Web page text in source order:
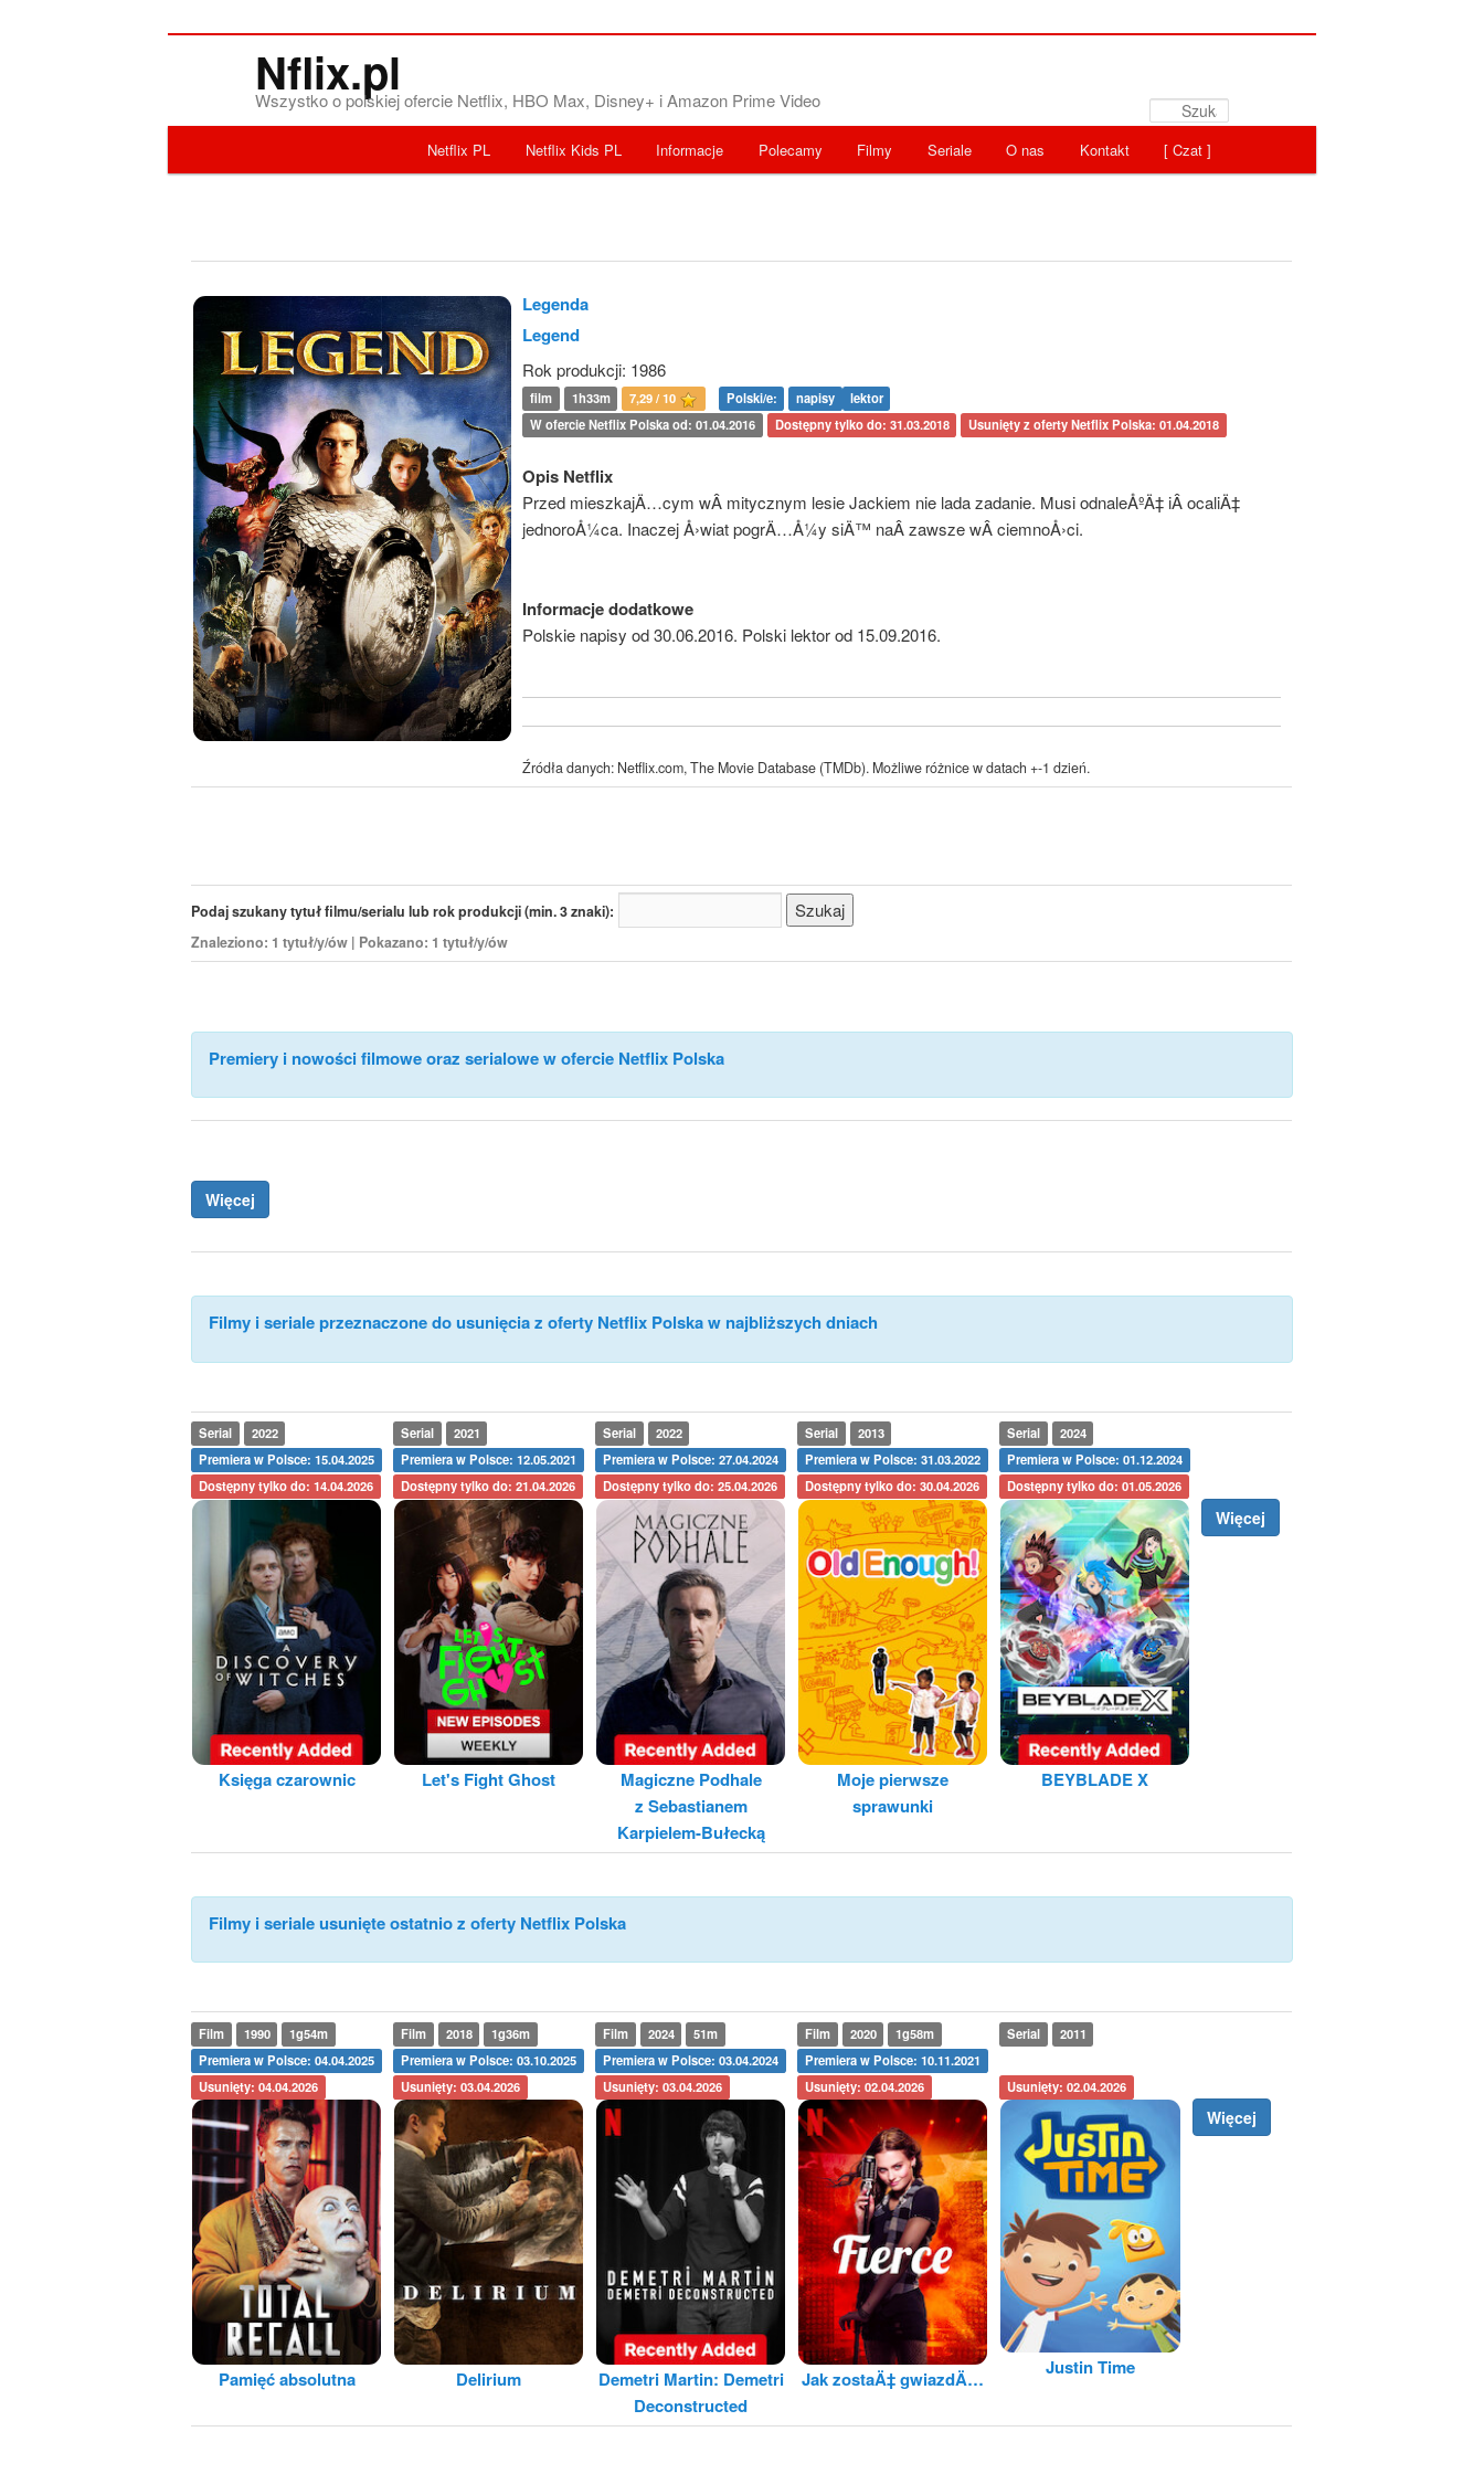
Nflix.pl
Wszystko o polskiej ofercie Netflix, HBO Max, Disney+ i Amazon Prime Video
[ Czat ]
Kontakt
O nas
Seriale
Filmy
Polecamy
Informacje
Netflix Kids PL
Netflix PL
Legenda
Legend
Rok produkcji: 1986
film 1h33m 7,29 / 10 Polski/e: napisy
lektor
W ofercie Netflix Polska od: 01.04.2016
Dostępny tylko do: 31.03.2018 Usunięty z oferty Netflix Polska: 01.04.2018
Opis Netflix
Przed mieszkajÄ…cym wÂ mitycznym lesie Jackiem nie lada zadanie. Musi odnaleÅºÄ‡ iÂ ocaliÄ‡
jednoroÅ¼ca. Inaczej Å›wiat pogrÄ…Å¼y siÄ™ naÂ zawsze wÂ ciemnoÅ›ci.
Informacje dodatkowe
Polskie napisy od 30.06.2016. Polski lektor od 15.09.2016.
Źródła danych: Netflix.com, The Movie Database (TMDb). Możliwe różnice w datach +-1 dzień.
Podaj szukany tytuł filmu/serialu lub rok produkcji (min. 3 znaki):
Znaleziono: 1 tytuł/y/ów | Pokazano: 1 tytuł/y/ów
Premiery i nowości filmowe oraz serialowe w ofercie Netflix Polska
Więcej
Filmy i seriale przeznaczone do usunięcia z oferty Netflix Polska w najbliższych dniach
Serial
2022
Premiera w Polsce: 15.04.2025
Dostępny tylko do: 14.04.2026
Księga czarownic
Serial
2021
Premiera w Polsce: 12.05.2021
Dostępny tylko do: 21.04.2026
Let's Fight Ghost
Serial
2022
Premiera w Polsce: 27.04.2024
Dostępny tylko do: 25.04.2026
Magiczne Podhale
z Sebastianem
Karpielem-Bułecką
Serial
2013
Premiera w Polsce: 31.03.2022
Dostępny tylko do: 30.04.2026
Moje pierwsze
sprawunki
Serial
2024
Premiera w Polsce: 01.12.2024
Dostępny tylko do: 01.05.2026
BEYBLADE X
Więcej
Filmy i seriale usunięte ostatnio z oferty Netflix Polska
Film 1990
1g54m
Premiera w Polsce: 04.04.2025
Usunięty: 04.04.2026
Pamięć absolutna
Film 2018
1g36m
Premiera w Polsce: 03.10.2025
Usunięty: 03.04.2026
Delirium
Film 2024
51m
Premiera w Polsce: 03.04.2024
Usunięty: 03.04.2026
Demetri Martin: Demetri
Deconstructed
Film 2020
1g58m
Premiera w Polsce: 10.11.2021
Usunięty: 02.04.2026
Jak zostaÄ‡ gwiazdÄ…
Serial 2011
Usunięty: 02.04.2026
Justin Time
Więcej